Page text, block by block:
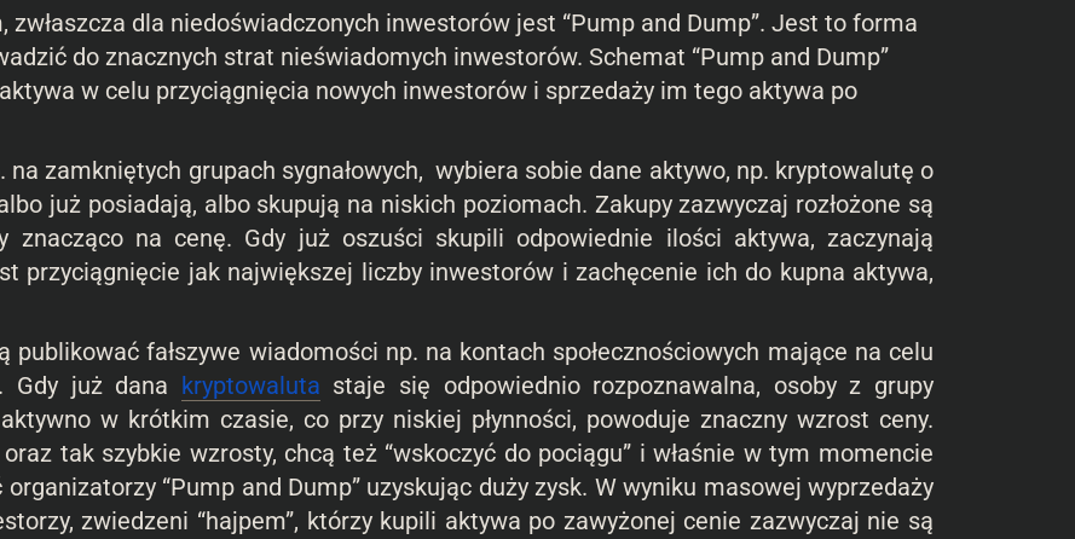
dla niedoświadczonych inwestorów jest “Pump and Dump”. Jest to forma
do znacznych strat nieświadomych inwestorów. Schemat “Pump and Dump”
w celu przyciągnięcia nowych inwestorów i sprzedaży im tego aktywa po
na zamkniętych grupach sygnałowych, wybiera sobie dane aktywo, np. kryptowalutę o
już posiadają, albo skupują na niskich poziomach. Zakupy zazwyczaj rozłożone są
znacząco na cenę. Gdy już oszuści skupili odpowiednie ilości aktywa, zaczynają
przyciągnięcie jak największej liczby inwestorów i zachęcenie ich do kupna aktywa,
fałszywe wiadomości np. na kontach społecznościowych mające na celu
Gdy już dana kryptowaluta staje się odpowiednio rozpoznawalna, osoby z grupy
w krótkim czasie, co przy niskiej płynności, powoduje znaczny wzrost ceny.
tak szybkie wzrosty, chcą też “wskoczyć do pociągu” i właśnie w tym momencie
“Pump and Dump” uzyskując duży zysk. W wyniku masowej wyprzedaży
zwiedzeni “hajpem”, którzy kupili aktywa po zawyżonej cenie zazwyczaj nie są